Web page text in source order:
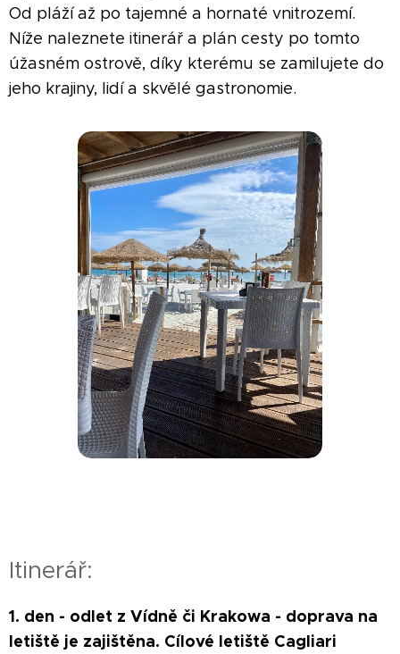
Od pláží až po tajemné a hornaté vnitrozemí.
Níže naleznete itinerář a plán cesty po tomto
úžasném ostrově, díky kterému se zamilujete do
jeho krajiny, lidí a skvělé gastronomie.
Itinerář:
1. den - odlet z Vídně či Krakowa - doprava na
letiště je zajištěna. Cílové letiště Cagliari